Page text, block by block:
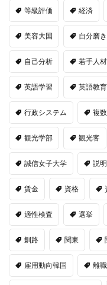
等級評価 経済
美容大国 自分磨き
自己分析 若手人
英語学習 英語教育
行政システム 複
観光学部 観光客
誠信女子大学 説
賃金 資格
適性検査 選挙
釧路 関東
雇用動向韓国 離